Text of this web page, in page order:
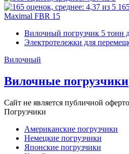
Maximal FBR 15
Вилочный погрузчик 5 тонн
Электротележки для
Вилочный
Вилочные погрузчики
Сайт не является публичной
Погрузчики
Американские погрузчики
Немецкие погрузчики
Японские погрузчики